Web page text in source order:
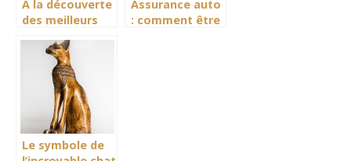
A la découverte
des meilleurs
Assurance auto
: comment être
Le symbole de